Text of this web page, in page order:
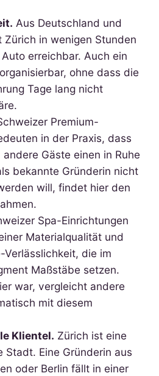
Aus Deutschland und
Zürich in wenigen Stunden
erreichbar. Auch ein
ohne dass die
Tage lang nicht
Premium-
in der Praxis, dass
andere Gäste einen in Ruhe
bekannte Gründerin nicht
will, findet hier den
Spa-Einrichtungen
Materialqualität und
Verlässlichkeit, die im
Maßstäbe setzen.
war, vergleicht andere
mit diesem
Klientel. Zürich ist eine
Stadt. Eine Gründerin aus
oder Berlin fällt in einer